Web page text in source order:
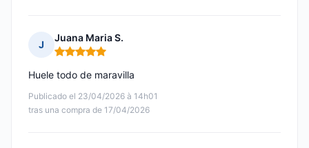
J
Juana Maria S.
Nota: 5 de 5
Publicado el 23/04/2026 à 14h01
tras una compra de 17/04/2026
Huele todo de maravilla